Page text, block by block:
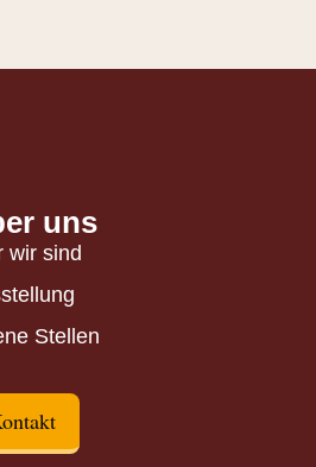
uns
wir sind
Stellen